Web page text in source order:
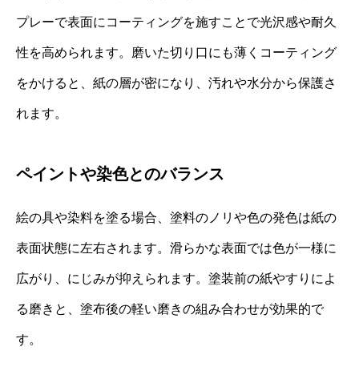
プレーで表面にコーティングを施すことで光沢感や耐久
性を高められます。磨いた切り口にも薄くコーティング
をかけると、紙の層が密になり、汚れや水分から保護さ
れます。
ペイントや染色とのバランス
絵の具や染料を塗る場合、塗料のノリや色の発色は紙の
表面状態に左右されます。滑らかな表面では色が一様に
広がり、にじみが抑えられます。塗装前の紙やすりによ
る磨きと、塗布後の軽い磨きの組み合わせが効果的で
す。